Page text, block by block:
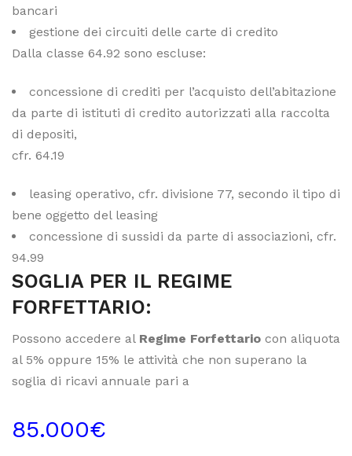
bancari
gestione dei circuiti delle carte di credito
Dalla classe 64.92 sono escluse:
concessione di crediti per l’acquisto dell’abitazione
da parte di istituti di credito autorizzati alla raccolta
di depositi,
cfr. 64.19
leasing operativo, cfr. divisione 77, secondo il tipo di
bene oggetto del leasing
concessione di sussidi da parte di associazioni, cfr.
94.99
SOGLIA PER IL REGIME
FORFETTARIO:
Possono accedere al Regime Forfettario con aliquota
al 5% oppure 15% le attività che non superano la
soglia di ricavi annuale pari a
85.000€